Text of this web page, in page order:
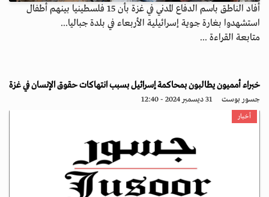
أفاد الناطق باسم الدفاع المدني في غزة بأن 15 فلسطينيا بينهم أطفال
استشهدوا بغارة جوية إسرائيلية الأربعاء في بلدة جباليا...
متابعة القراءة ...
خبراء أمميون يطالبون بمحاكمة إسرائيل بسبب انتهاكات حقوق الإنسان في غزة
جسور بوست 31 ديسمبر 2024 - 12:40
أخبار